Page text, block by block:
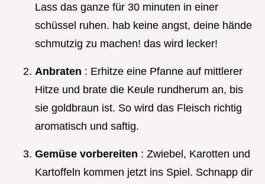
Lass das ganze für 30 minuten in einer
schüssel ruhen. hab keine angst, deine hände
schmutzig zu machen! das wird lecker!
Anbraten : Erhitze eine Pfanne auf mittlerer
Hitze und brate die Keule rundherum an, bis
sie goldbraun ist. So wird das Fleisch richtig
aromatisch und saftig.
Gemüse vorbereiten : Zwiebel, Karotten und
Kartoffeln kommen jetzt ins Spiel. Schnapp dir